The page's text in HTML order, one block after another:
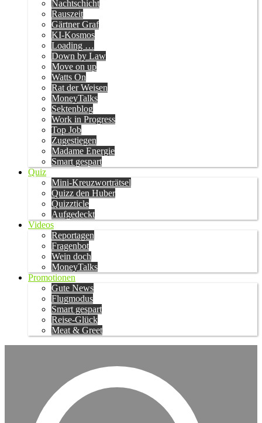
Nachtschicht
Rauszeit
Gärtner Graf
KI-Kosmos
Loading …
Down by Law
Move on up
Watts On
Rat der Weisen
MoneyTalks
Sektenblog
Work in Progress
Top Job
Zugestiegen
Madame Energie
Smart gespart
Quiz
Mini-Kreuzworträtsel
Quizz den Huber
Quizzticle
Aufgedeckt
Videos
Reportagen
Fragenbot
Wein doch
MoneyTalks
Promotionen
Gute News
Flugmodus
Smart gespart
Reise-Glück
Meat & Greet